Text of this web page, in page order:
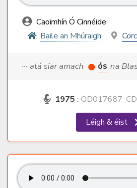
Caoimhín Ó Cinnéide
Baile an Mhúraigh
··· atá siar amach ós na
1975 :
Léigh & éist